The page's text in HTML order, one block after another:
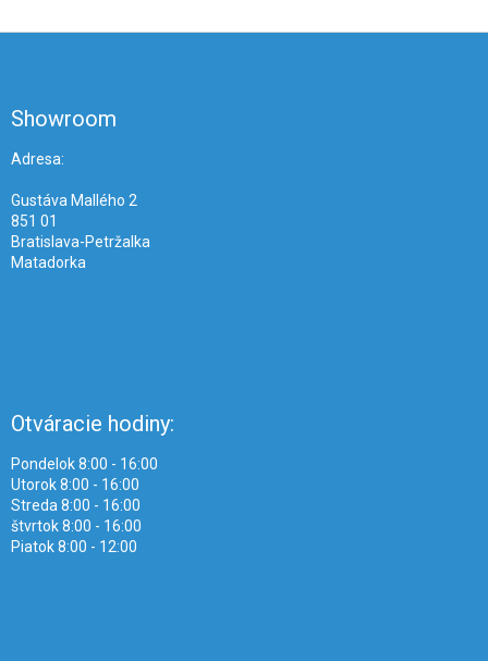
Showroom
Adresa:
Gustáva Mallého 2
851 01
Bratislava-Petržalka
Matadorka
Otváracie hodiny:
Pondelok 8:00 - 16:00
Utorok 8:00 - 16:00
Streda 8:00 - 16:00
štvrtok 8:00 - 16:00
Piatok 8:00 - 12:00